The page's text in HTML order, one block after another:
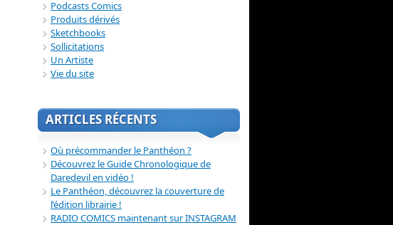
Podcasts Comics
Produits dérivés
Sketchbooks
Sollicitations
Un Artiste
Vie du site
ARTICLES RÉCENTS
Où précommander le Panthéon ?
Découvrez le Guide Chronologique de
Daredevil en vidéo !
Le Panthéon, découvrez la couverture de
l’édition librairie !
RADIO COMICS maintenant sur INSTAGRAM